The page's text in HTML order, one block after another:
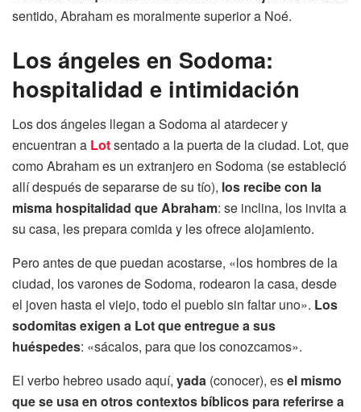
sentido, Abraham es moralmente superior a Noé.
Los ángeles en Sodoma:
hospitalidad e intimidación
Los dos ángeles llegan a Sodoma al atardecer y
encuentran a Lotsentado a la puerta de la ciudad. Lot, que
como Abraham es un extranjero en Sodoma (se estableció
allí después de separarse de su tío), los recibe con la
misma hospitalidad que Abraham: se inclina, los invita a
su casa, les prepara comida y les ofrece alojamiento.
Pero antes de que puedan acostarse, «los hombres de la
ciudad, los varones de Sodoma, rodearon la casa, desde
el joven hasta el viejo, todo el pueblo sin faltar uno». Los
sodomitas exigen a Lot que entregue a sus
huéspedes: «sácalos, para que los conozcamos».
El verbo hebreo usado aquí, yada (conocer), esel mismo
que se usa en otros contextos bíblicos para referirse a